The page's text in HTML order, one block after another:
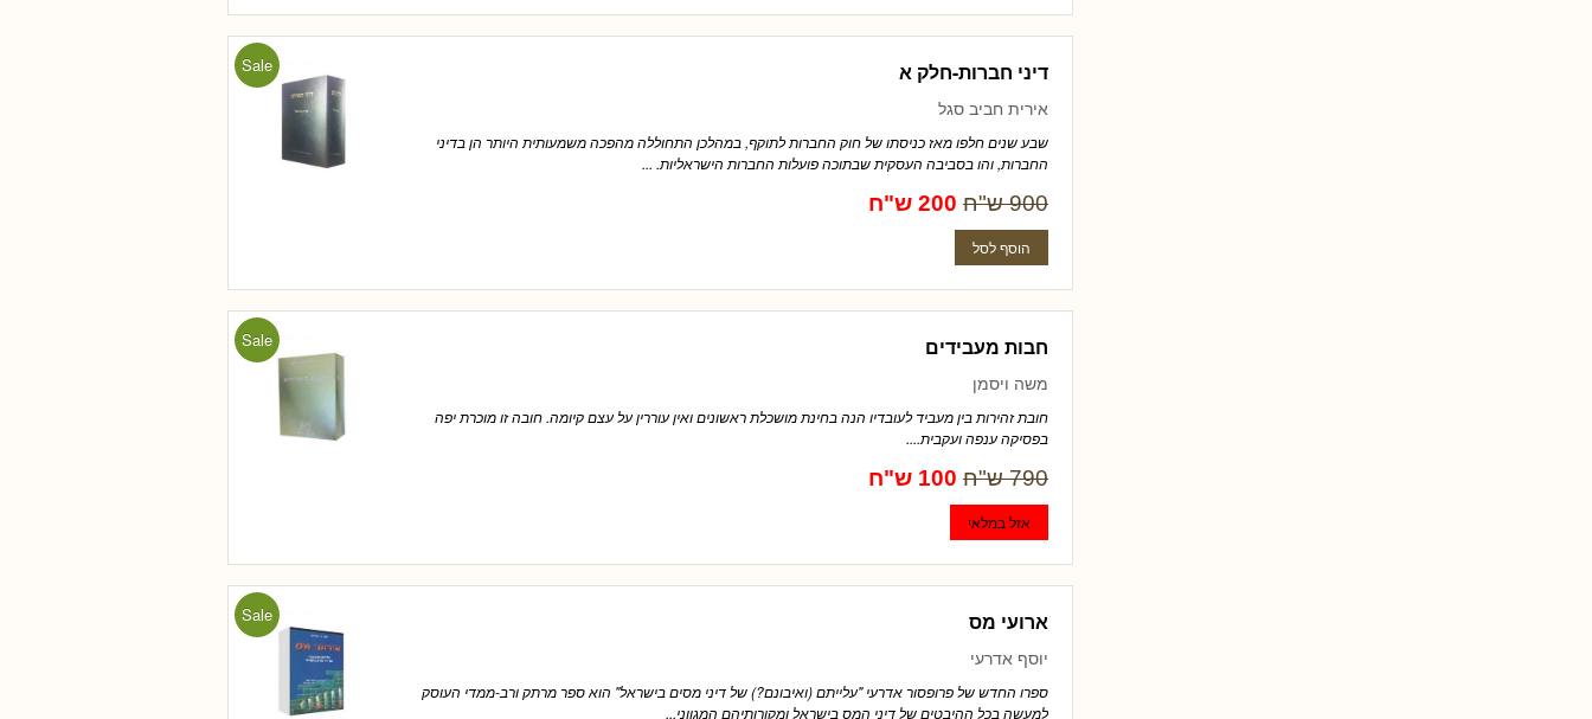
Sale דיני חברות-חלק א
אירית חביב סגל
שבע שנים חלפו מאז כניסתו של חוק החברות לתוקף, במהלכן התחוללה מהפכה משמעותית היותר הן בדיני
החברות, והו בסביבה העסקית שבתוכה פועלות החברות הישראליות. ...
900 ש"ח 200 ש"ח
Sale חבות מעבידים
משה ויסמן
חובת זהירות בין מעביד לעובדיו הנה בחינת מושכלת ראשונים ואין עוררין על עצם קיומה. חובה זו מוכרת יפה
בפסיקה ענפה ועקבית....
790 ש"ח 100 ש"ח
Sale ארועי מס
יוסף אדרעי
ספרו החדש של פרופסור אדרעי "עלייתם (ואיבונם?) של דיני מסים בישראל" הוא ספר מרתק ורב-ממדי העוסק
למעשה בכל ההיבטים של דיני המס בישראל ומקורותיהם המגווני...